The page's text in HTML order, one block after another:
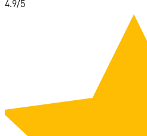
4.9/5